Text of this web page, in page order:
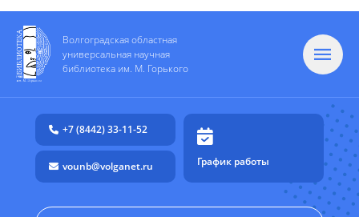
Волгоградская областная
универсальная научная
библиотека им. М. Горького
+7 (8442) 33-11-52
vounb@volganet.ru График работы